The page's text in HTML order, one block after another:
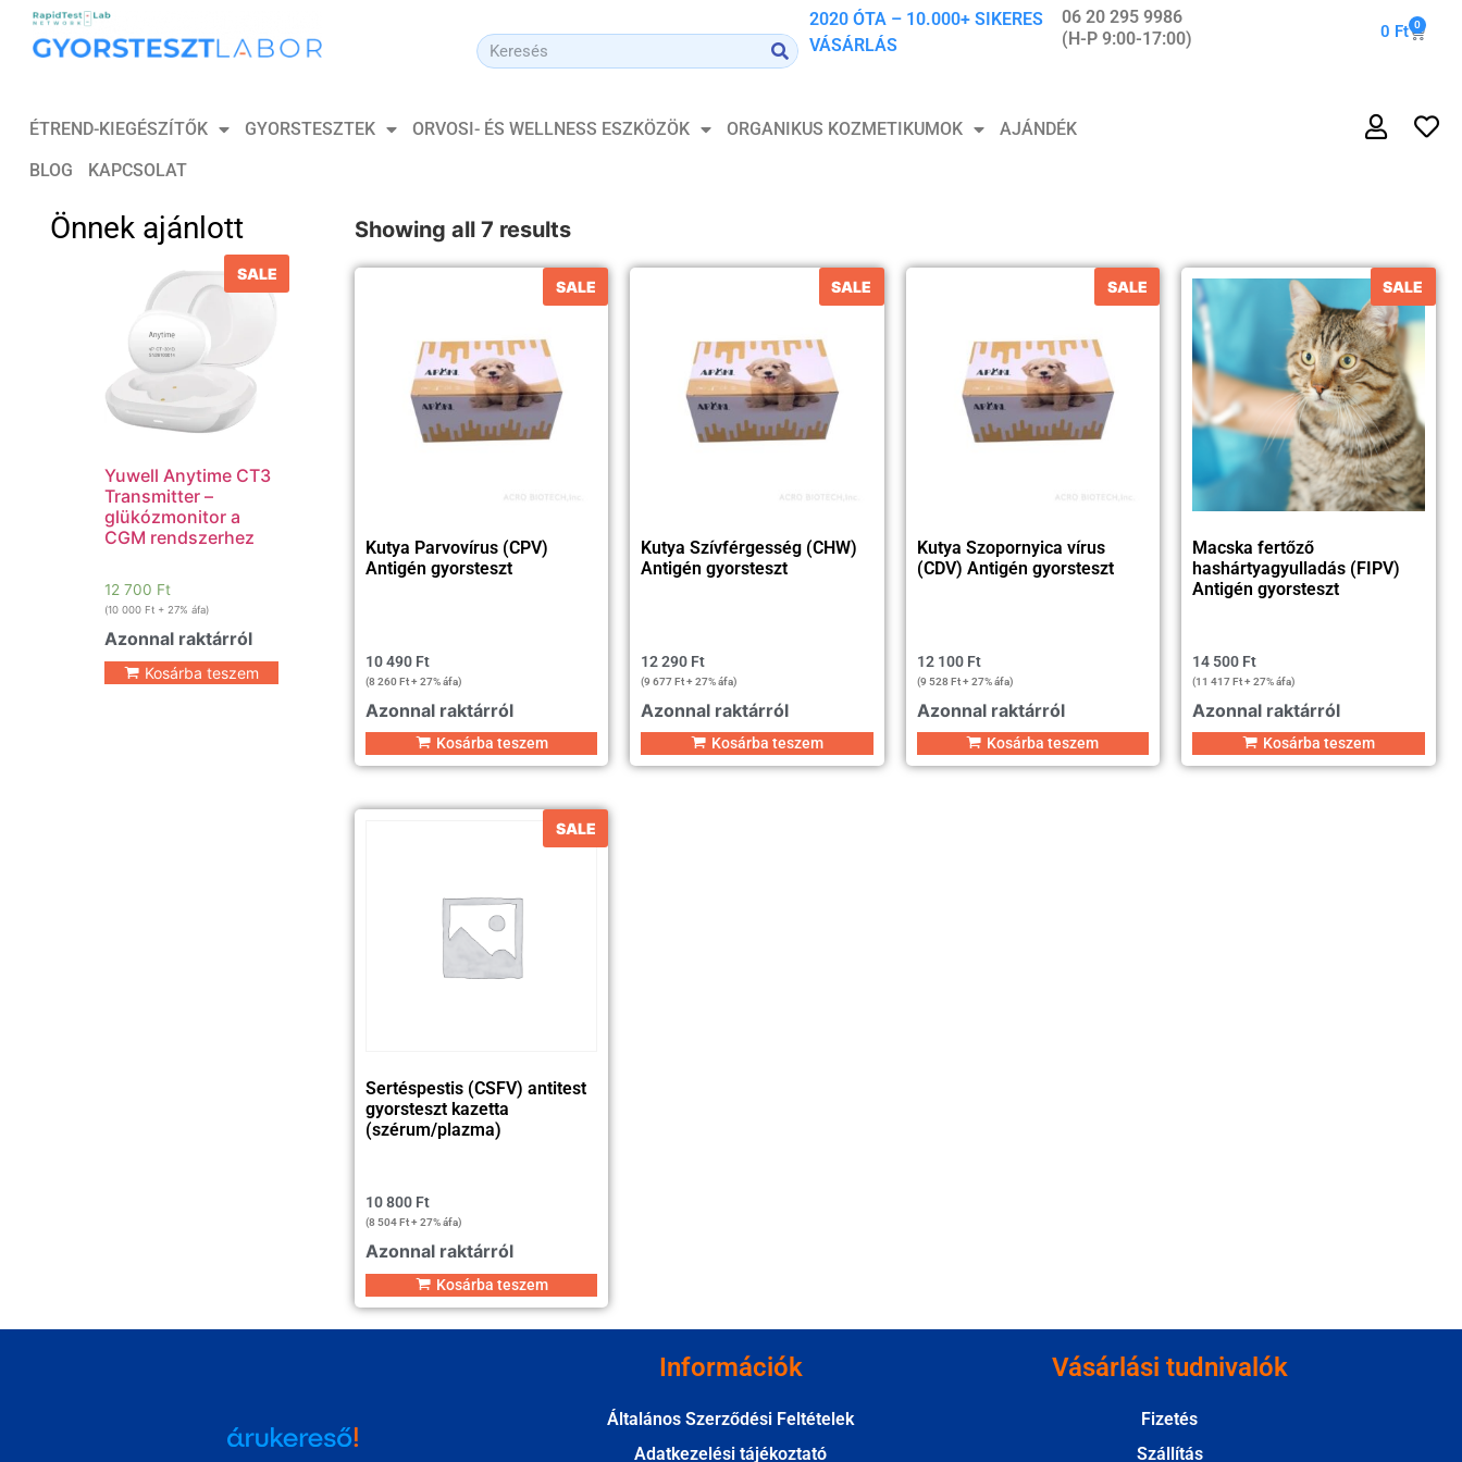
2020 ÓTA – 10.000+ SIKERES
VÁSÁRLÁS
06 20 295 9986
(H-P 9:00-17:00)
0 Ft 0
ÉTREND-KIEGÉSZÍTŐK GYORSTESZTEK ORVOSI- ÉS WELLNESS ESZKÖZÖK ORGANIKUS KOZMETIKUMOK
AJÁNDÉK
BLOG
KAPCSOLAT
Önnek ajánlott
SALE
Yuwell Anytime CT3
Transmitter –
glükózmonitor a
CGM rendszerhez
12 700 Ft
(10 000 Ft + 27% áfa)
Azonnal raktárról
Kosárba teszem
Showing all 7 results
SALE
Kutya Parvovírus (CPV)
Antigén gyorsteszt
10 490 Ft
(8 260Ft+ 27% áfa)
Azonnal raktárról
Kosárba teszem
SALE
Kutya Szívférgesség (CHW)
Antigén gyorsteszt
12 290 Ft
(9 677Ft+ 27% áfa)
Azonnal raktárról
Kosárba teszem
SALE
Kutya Szopornyica vírus
(CDV) Antigén gyorsteszt
12 100 Ft
(9 528 Ft+ 27% áfa)
Azonnal raktárról
Kosárba teszem
SALE
Macska fertőző
hashártyagyulladás (FIPV)
Antigén gyorsteszt
14 500 Ft
(11 417Ft+ 27% áfa)
Azonnal raktárról
Kosárba teszem
SALE
Sertéspestis (CSFV) antitest
gyorsteszt kazetta
(szérum/plazma)
10 800 Ft
(8 504 Ft+ 27% áfa)
Azonnal raktárról
Kosárba teszem
Információk
Általános Szerződési Feltételek
Adatkezelési tájékoztató
Vásárlási tudnivalók
Fizetés
Szállítás